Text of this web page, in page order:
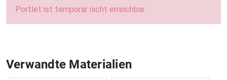
Portlet ist temporär nicht erreichbar.
Verwandte Materialien